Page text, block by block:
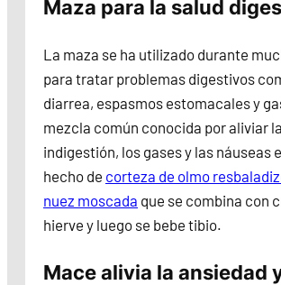
Maza para la salud
La maza se ha utilizado durante
para tratar problemas digestivos
diarrea, espasmos estomacales y
mezcla común conocida por aliviar la
indigestión, los gases y las náuseas
hecho de corteza de olmo
nuez moscada que se combina con
hierve y luego se bebe tibio.
Mace alivia la ansiedad